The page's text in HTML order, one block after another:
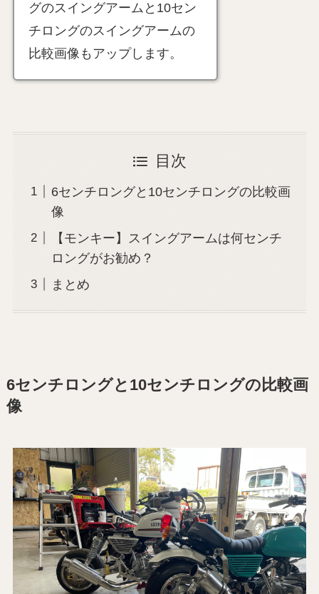
グのスイングアームと10セン
チロングのスイングアームの
比較画像もアップします。
目次
6センチロングと10センチロングの比較画
像
【モンキー】スイングアームは何センチ
ロングがお勧め？
まとめ
6センチロングと10センチロングの比較画
像